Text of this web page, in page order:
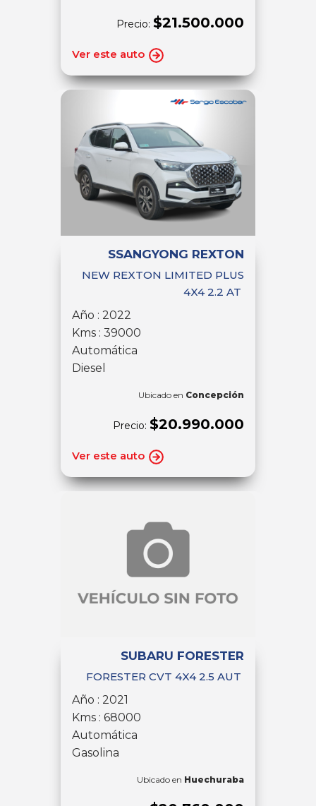
Precio: $21.500.000
Ver este auto
SSANGYONG REXTON
NEW REXTON LIMITED PLUS
4X4 2.2 AT
Año : 2022
Kms : 39000
Automática
Diesel
Ubicado en Concepción
Precio: $20.990.000
Ver este auto
SUBARU FORESTER
FORESTER CVT 4X4 2.5 AUT
Año : 2021
Kms : 68000
Automática
Gasolina
Ubicado en Huechuraba